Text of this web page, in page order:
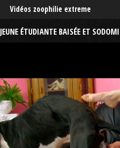
Vidéos zoophilie extreme
JEUNE ÉTUDIANTE BAISÉE ET